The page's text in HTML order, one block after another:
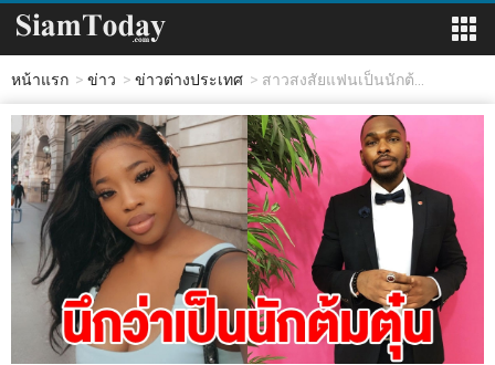
หน้าแรก ข่าว ข่าวต่างประเทศ สาวสงสัยแฟนเป็นนักต้...